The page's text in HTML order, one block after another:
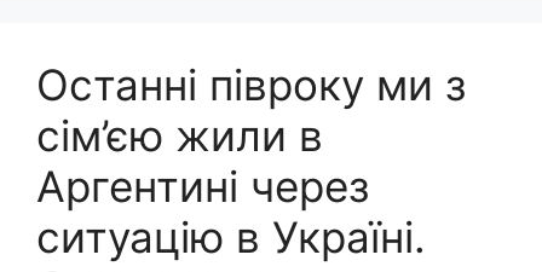
Останні півроку ми з
сім’єю жили в
Аргентині через
ситуацію в Україні.